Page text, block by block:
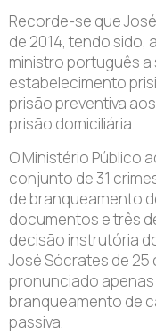
Recorde-se que
de 2014, tendo sido,
ministro português a
estabelecimento
prisão preventiva
prisão domiciliária.
O Ministério Público
conjunto de 31
de branqueamento
documentos e três
decisão instrutória
José Sócrates de 25
pronunciado
branqueamento de
passiva.